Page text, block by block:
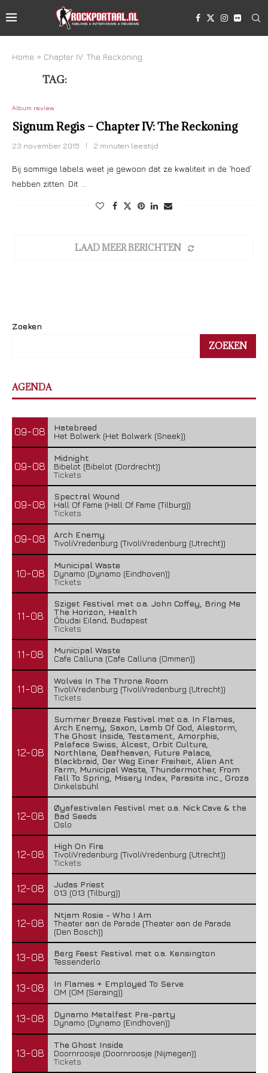
Home » Chapter IV: The Reckoning
TAG:
Album review
Signum Regis – Chapter IV: The Reckoning
23 november 2015 2 minuten leestijd
Bij sommige labels weet je gewoon dat ze kwaliteit in de ‘hoed’
hebben zitten. Dit …
LAAD MEER BERICHTEN
Zoeken
ZOEKEN
AGENDA
09-08
Hatebreed
Het Bolwerk (Het Bolwerk (Sneek))
09-08
Midnight
Bibelot (Bibelot (Dordrecht))
Tickets
09-08
Spectral Wound
Hall Of Fame (Hall Of Fame (Tilburg))
Tickets
09-08
Arch Enemy
TivoliVredenburg (TivoliVredenburg (Utrecht))
10-08
Municipal Waste
Dynamo (Dynamo (Eindhoven))
Tickets
11-08
Sziget Festival met o.a. John Coffey, Bring Me
The Horizon, Health
Óbudai Eiland, Budapest
Tickets
11-08
Municipal Waste
Cafe Calluna (Cafe Calluna (Ommen))
11-08
Wolves In The Throne Room
TivoliVredenburg (TivoliVredenburg (Utrecht))
Tickets
12-08
Summer Breeze Festival met o.a. In Flames,
Arch Enemy, Saxon, Lamb Of God, Alestorm,
The Ghost Inside, Testament, Amorphis,
Paleface Swiss, Alcest, Orbit Culture,
Northlane, Deafheaven, Future Palace,
Blackbraid, Der Weg Einer Freiheit, Alien Ant
Farm, Municipal Waste, Thundermother, From
Fall To Spring, Misery Index, Parasite inc., Groza
Dinkelsbühl
12-08
Øyafestivalen Festival met o.a. Nick Cave & the
Bad Seeds
Oslo
12-08
High On Fire
TivoliVredenburg (TivoliVredenburg (Utrecht))
Tickets
12-08
Judas Priest
013 (013 (Tilburg))
12-08
Ntjam Rosie - Who I Am
Theater aan de Parade (Theater aan de Parade
(Den Bosch))
13-08
Berg Feest Festival met o.a. Kensington
Tessenderlo
13-08
In Flames + Employed To Serve
OM (OM (Seraing))
13-08
Dynamo Metalfest Pre-party
Dynamo (Dynamo (Eindhoven))
13-08
The Ghost Inside
Doornroosje (Doornroosje (Nijmegen))
Tickets